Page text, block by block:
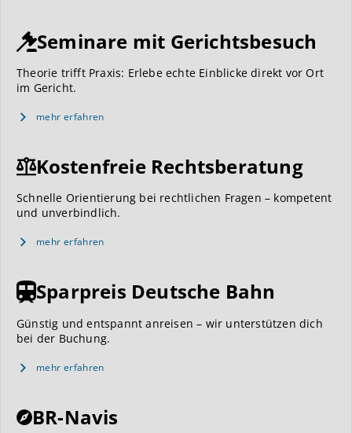
Seminare mit Gerichtsbesuch
Theorie trifft Praxis: Erlebe echte Einblicke direkt vor Ort
im Gericht.
mehr erfahren
Kostenfreie Rechtsberatung
Schnelle Orientierung bei rechtlichen Fragen – kompetent
und unverbindlich.
mehr erfahren
Sparpreis Deutsche Bahn
Günstig und entspannt anreisen – wir unterstützen dich
bei der Buchung.
mehr erfahren
BR-Navis